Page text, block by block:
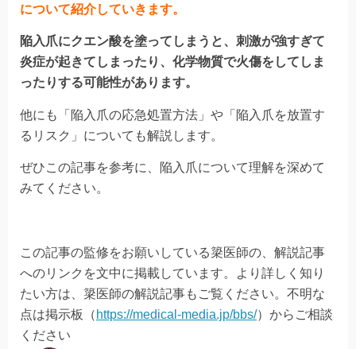
について紹介していきます。
陥入爪にクエン酸を塗ってしまうと、刺激が強すぎて
炎症が起きてしまったり、化学物質で火傷をしてしま
ったりする可能性があります。
他にも「陥入爪の応急処置方法」や「陥入爪を放置す
るリスク」についても解説します。
ぜひこの記事を参考に、陥入爪について理解を深めて
みてください。
この記事の監修をお願いしている簗医師の、解説記事
へのリンクを文中に掲載しています。より詳しく知り
たい方は、簗医師の解説記事もご覧ください。不明な
点は掲示板（ https://medical-media.jp/bbs/）からご相談
ください